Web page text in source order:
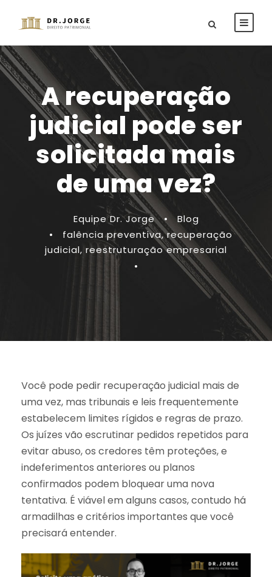
A recuperação
judicial pode ser
solicitada mais
de uma vez?
Equipe Dr. Jorge •
Blog
•
falência preventiva, recuperação
judicial, reestruturação empresarial
•
Você pode pedir recuperação judicial mais de
uma vez, mas tribunais e leis frequentemente
estabelecem limites rígidos e regras de prazo.
Os juízes vão escrutinar pedidos repetidos para
evitar abuso, os credores têm proteções, e
indeferimentos anteriores ou planos
confirmados podem bloquear uma nova
tentativa. É viável em alguns casos, contudo há
armadilhas e critérios importantes que você
precisará entender.